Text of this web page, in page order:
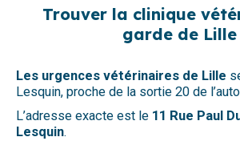
Trouver la clinique
garde de Lille
Les urgences vétérinaires de Lille
Lesquin, proche de la sortie 20 de
L’adresse exacte est le 11 Rue Paul
Lesquin.